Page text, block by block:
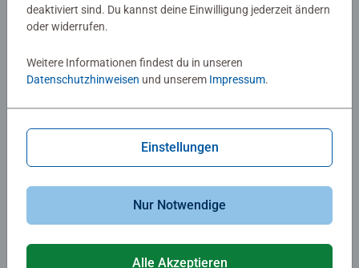
DeinPuzzle mit eigenem Bild
Einfach Bild hochladen
Motiv auswählen
Einstieg in die Welt der personalisierten Puzzle. Sie haben
das Bild, Ravensburger die Qualität – und Ihre Freunde
deaktiviert sind. Du kannst deine Einwilligung jederzeit ändern
oder widerrufen.
Weitere Informationen findest du in unseren
Datenschutzhinweisen und unserem Impressum.
Einstellungen
Nur Notwendige
Alle Akzeptieren